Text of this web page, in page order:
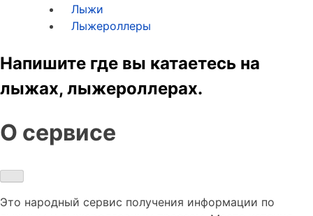
Лыжи
Лыжероллеры
Напишите где вы катаетесь на
лыжах, лыжероллерах.
О сервисе
Это народный сервис получения информации по